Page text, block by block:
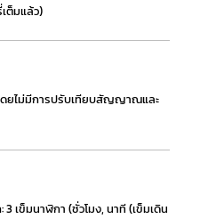
ต็มแล้ว)
ดยไม่มีการปรับเทียบสัญญาณและ
เข็มนาฬิกา (ชั่วโมง, นาที (เข็มเดิน